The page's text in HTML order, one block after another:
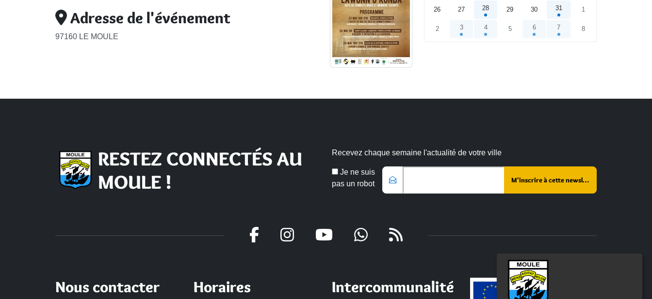
Adresse de l'événement
97160 LE MOULE
26 27 28 29 30 31 1
2 3 4 5 6 7 8
RESTEZ CONNECTÉS AU
MOULE !
Recevez chaque semaine l'actualité de votre ville
Je ne suis
pas un robot
Email
Nous contacter
Horaires
Intercommunalité